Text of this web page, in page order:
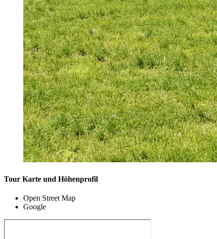
Tour Karte und Höhenprofil
Open Street Map
Google